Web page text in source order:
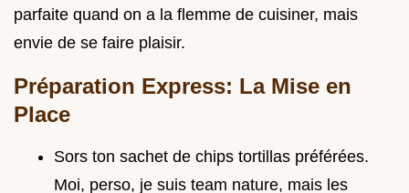
parfaite quand on a la flemme de cuisiner, mais
envie de se faire plaisir.
Préparation Express: La Mise en
Place
Sors ton sachet de chips tortillas préférées.
Moi, perso, je suis team nature, mais les